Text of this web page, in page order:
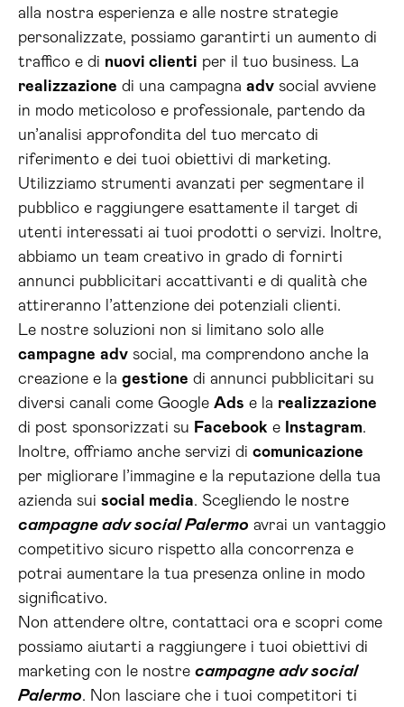
alla nostra esperienza e alle nostre strategie
personalizzate, possiamo garantirti un aumento di
traffico e di nuovi clienti per il tuo business. La
realizzazione di una campagna adv social avviene
in modo meticoloso e professionale, partendo da
un’analisi approfondita del tuo mercato di
riferimento e dei tuoi obiettivi di marketing.
Utilizziamo strumenti avanzati per segmentare il
pubblico e raggiungere esattamente il target di
utenti interessati ai tuoi prodotti o servizi. Inoltre,
abbiamo un team creativo in grado di fornirti
annunci pubblicitari accattivanti e di qualità che
attireranno l’attenzione dei potenziali clienti.
Le nostre soluzioni non si limitano solo alle
campagne adv social, ma comprendono anche la
creazione e la gestione di annunci pubblicitari su
diversi canali come Google Ads e la realizzazione
di post sponsorizzati su Facebook e Instagram.
Inoltre, offriamo anche servizi di comunicazione
per migliorare l’immagine e la reputazione della tua
azienda sui social media. Scegliendo le nostre
campagne adv social Palermo avrai un vantaggio
competitivo sicuro rispetto alla concorrenza e
potrai aumentare la tua presenza online in modo
significativo.
Non attendere oltre, contattaci ora e scopri come
possiamo aiutarti a raggiungere i tuoi obiettivi di
marketing con le nostre campagne adv social
Palermo. Non lasciare che i tuoi competitori ti